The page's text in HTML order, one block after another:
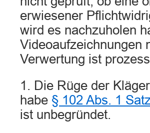
erwiesener
wird es nachzuholen
Videoaufzeichnungen
Verwertung ist
1. Die Rüge der
habe § 102 Abs. 1
ist unbegründet.